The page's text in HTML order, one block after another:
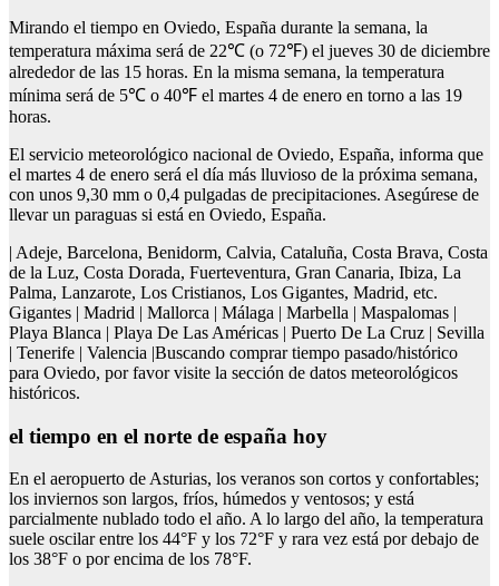
Mirando el tiempo en Oviedo, España durante la semana, la
temperatura máxima será de 22℃ (o 72℉) el jueves 30 de diciembre
alrededor de las 15 horas. En la misma semana, la temperatura
mínima será de 5℃ o 40℉ el martes 4 de enero en torno a las 19
horas.
El servicio meteorológico nacional de Oviedo, España, informa que
el martes 4 de enero será el día más lluvioso de la próxima semana,
con unos 9,30 mm o 0,4 pulgadas de precipitaciones. Asegúrese de
llevar un paraguas si está en Oviedo, España.
| Adeje, Barcelona, Benidorm, Calvia, Cataluña, Costa Brava, Costa
de la Luz, Costa Dorada, Fuerteventura, Gran Canaria, Ibiza, La
Palma, Lanzarote, Los Cristianos, Los Gigantes, Madrid, etc.
Gigantes | Madrid | Mallorca | Málaga | Marbella | Maspalomas |
Playa Blanca | Playa De Las Américas | Puerto De La Cruz | Sevilla
| Tenerife | Valencia |Buscando comprar tiempo pasado/histórico
para Oviedo, por favor visite la sección de datos meteorológicos
históricos.
el tiempo en el norte de españa hoy
En el aeropuerto de Asturias, los veranos son cortos y confortables;
los inviernos son largos, fríos, húmedos y ventosos; y está
parcialmente nublado todo el año. A lo largo del año, la temperatura
suele oscilar entre los 44°F y los 72°F y rara vez está por debajo de
los 38°F o por encima de los 78°F.